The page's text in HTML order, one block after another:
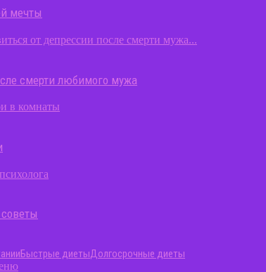
мечты
смерти любимого мужа
Быстрые диетыДолгосрочные диеты